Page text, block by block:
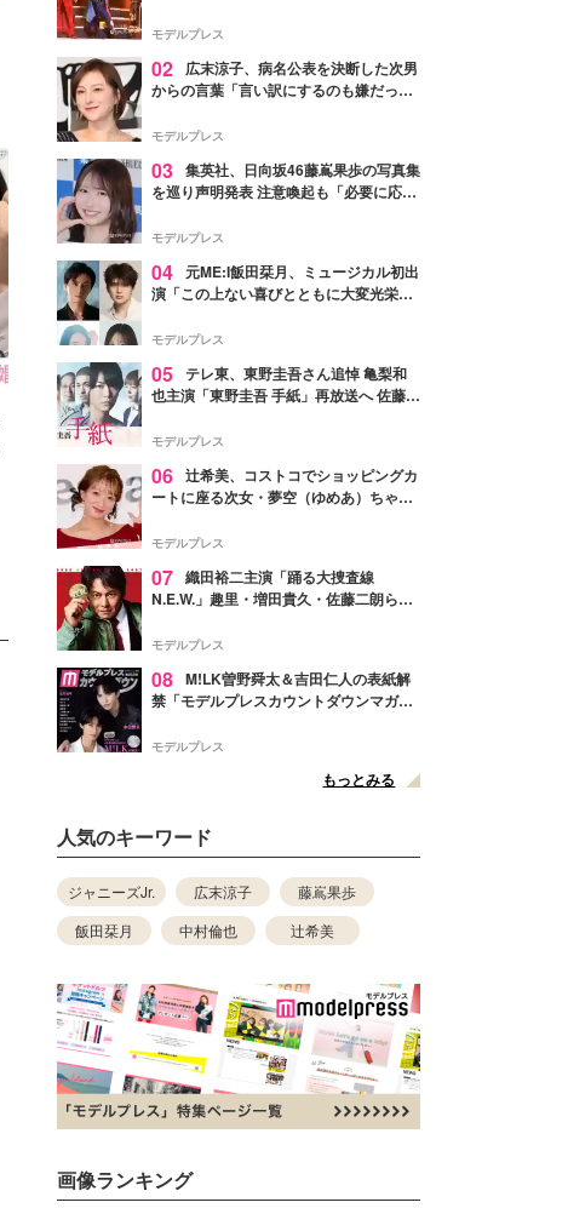
進んで夢を掴みたい」【ゲネプロレポ】
モデルプレス
02
広末涼子、病名公表を決断した次男
からの言葉「言い訳にするのも嫌だっ
モデルプレス
03 集英社、日向坂46藤嶌果歩の写真集
を巡り声明発表 注意喚起も「必要に応じ
モデルプレス
04 元ME:I飯田栞月、ミュージカル初出
演「この上ない喜びとともに大変光栄」
ャスト発表
モデルプレス
05 テレ東、東野圭吾さん追悼 亀梨和
也主演「東野圭吾 手紙」再放送へ 佐藤隆
モデルプレス
06 辻希美、コストコでショッピングカ
ートに座る次女・夢空（ゆめあ）ちゃん
ぎ」「成長を感じる」の声
モデルプレス
07 織田裕二主演「踊る大捜査線
N.E.W.」趣里・増田貴久・佐藤二朗ら新
徴する“謎のキーワード”も
モデルプレス
08 M!LK曽野舜太＆吉田仁人の表紙解
禁「モデルプレスカウントダウンマガジ
モデルプレス
もっとみる
人気のキーワード
ジャニーズJr. 広末涼子
藤嶌果歩
飯田栞月
中村倫也 辻希美
画像ランキング